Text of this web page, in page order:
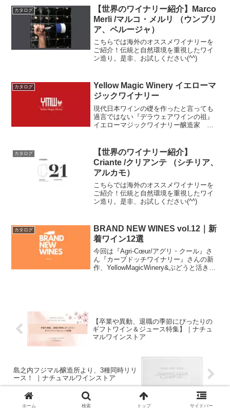
栓を開けたらパーティの始まり！
さぁ外に出て気の合う仲間とワインを楽しみましょう！
引用：LADY beetle
る、ヴィチェンツァ近郊のアンノ渓谷...
カタログ
【世界のワイナリー紹介】Marco
Merli /マルコ・メルリ （ウンブリ
ア、ペルージャ）
こちらでは海外のオススメワイナリーを
ご紹介！伝統と自然環境を重視したワイ
ン造り。是非、お試しください(^^)
カタログ
Yellow Magic Winery イエローマ
ジックワイナリー
現代日本ワインの礎を作ったと言っても
過言ではない『デラウェアワインの祖』
イエローマジックワイナリー醸造家 岩
イナリーの特徴をご紹介します。
カタログ
【世界のワイナリー紹介】
Criante /クリアンテ （シチリア、
アルカモ）
こちらでは海外のオススメワイナリーを
ご紹介！伝統と自然環境を重視したワイ
ン造り。是非、お試しください(^^)
カタログ
BRAND NEW WINES vol.12｜新
着ワイン12選
今回は『Agri‑Cœur/アグリ・クール』さ
ん『カーブドッチワイナリー』さんの新
作、YellowMagicWinery&ぶどうと活きる
【卒業や異動、退職の季節にぴったりの
ギフトワイン＆ジュース特集】｜ナチュ
マルワインストア
島之内フジマル醸造所より、3種同時リリ
ース！ ｜ナチュマルワインストア
ホーム 検索 トップ サイドバー